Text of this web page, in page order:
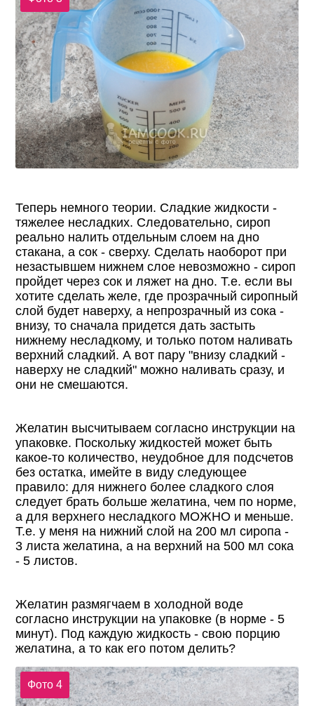
Теперь немного теории. Сладкие жидкости -
тяжелее несладких. Следовательно, сироп
реально налить отдельным слоем на дно
стакана, а сок - сверху. Сделать наоборот при
незастывшем нижнем слое невозможно - сироп
пройдет через сок и ляжет на дно. Т.е. если вы
хотите сделать желе, где прозрачный сиропный
слой будет наверху, а непрозрачный из сока -
внизу, то сначала придется дать застыть
нижнему несладкому, и только потом наливать
верхний сладкий. А вот пару "внизу сладкий -
наверху не сладкий" можно наливать сразу, и
они не смешаются.
Желатин высчитываем согласно инструкции на
упаковке. Поскольку жидкостей может быть
какое-то количество, неудобное для подсчетов
без остатка, имейте в виду следующее
правило: для нижнего более сладкого слоя
следует брать больше желатина, чем по норме,
а для верхнего несладкого МОЖНО и меньше.
Т.е. у меня на нижний слой на 200 мл сиропа -
3 листа желатина, а на верхний на 500 мл сока
- 5 листов.
Желатин размягчаем в холодной воде
согласно инструкции на упаковке (в норме - 5
минут). Под каждую жидкость - свою порцию
желатина, а то как его потом делить?
Фото 4